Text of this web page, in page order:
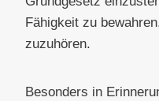
Fähigkeit zu
zuzuhören.
Besonders in